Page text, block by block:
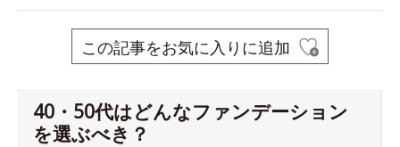
この記事をお気に入りに追加
40・50代はどんなファンデーション
を選ぶべき？